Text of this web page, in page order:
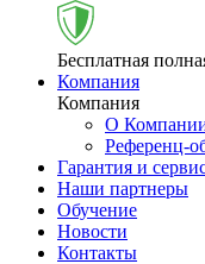
Бесплатная
Компания
Компания
О
Референц-
Гарантия и
Наши партнеры
Обучение
Новости
Контакты